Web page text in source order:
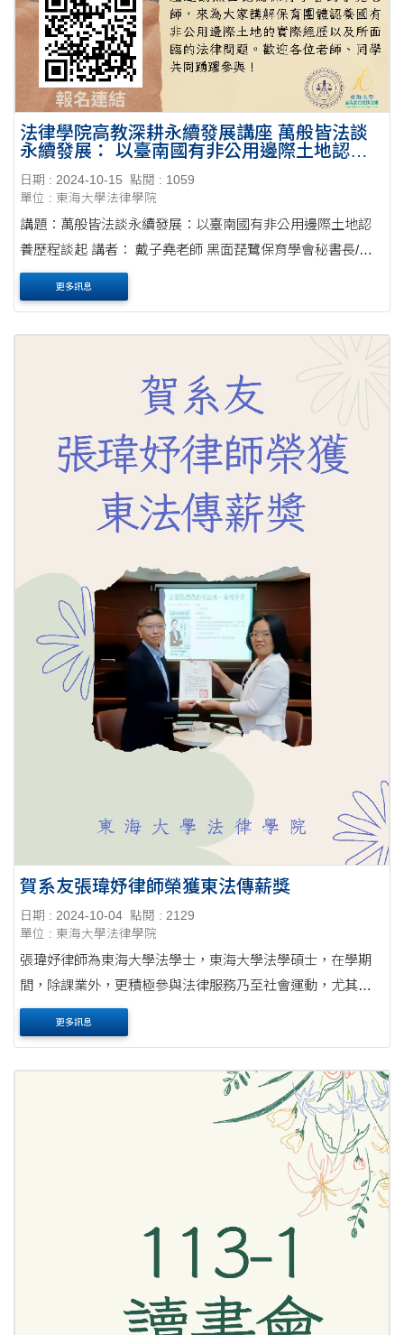
法律學院高教深耕永續發展講座 萬般皆法談
永續發展： 以臺南國有非公用邊際土地認養
學會秘書長/南台科技大學機械工程系副教授)-
-20241121
日期 : 2024-10-15
點閱 : 1059
單位 : 東海大學法律學院
講題：萬般皆法談永續發展：以臺南國有非公用邊際土地認
養歷程談起 講者： 戴子堯老師 黑面琵鷺保育學會秘書長/南
台科技大學機械工程系副教授 時間：2024/11/21（四）15:20
- 17:10 地點：東海大....
更多訊息
賀系友張瑋妤律師榮獲東法傳薪獎
日期 : 2024-10-04 點閱 : 2129
單位 : 東海大學法律學院
張瑋妤律師為東海大學法學士，東海大學法學碩士，在學期
間，除課業外，更積極參與法律服務乃至社會運動，尤其在
婦女暨兒童保護、性別平等以及霸凌防治等議題注力頗深，
爾後更獲選為教育部之校園性別事件、校園霸凌....
更多訊息